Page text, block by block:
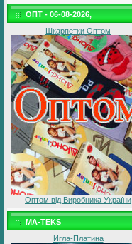
ОПТ - 06-08-2026,
Шкарпетки Оптом
Оптом від Виробника України
MA-TEKS
Игла-Платина